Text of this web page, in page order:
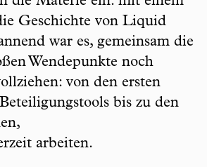
Geschichte von Liquid
war es, gemeinsam die
Wendepunkte noch
von den ersten
bis zu den
arbeiten.